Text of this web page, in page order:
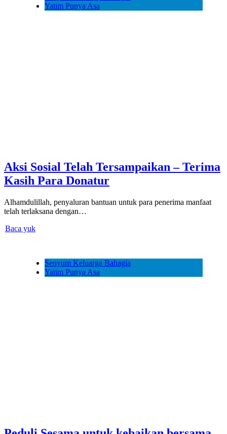
Yatim Punya Asa
Aksi Sosial Telah Tersampaikan – Terima
Kasih Para Donatur
Alhamdulillah, penyaluran bantuan untuk para penerima manfaat
telah terlaksana dengan…
Baca yuk
Senyum Keluarga Bahagia
Yatim Punya Asa